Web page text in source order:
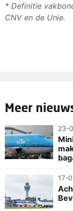
* Definitie
CNV en de Unie.
Meer
23-
17-